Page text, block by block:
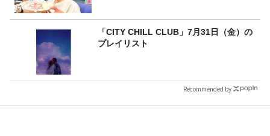
「CITY CHILL CLUB」7月31日（金）の
プレイリスト
Recommended by